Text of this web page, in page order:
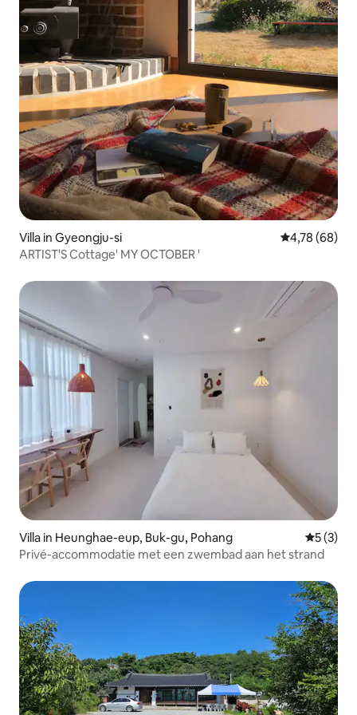
Villa in Gyeongju-si Gemiddelde
4,78 (68)
ARTIST'S Cottage' MY OCTOBER '
Villa in Heunghae-eup, Buk-gu, Pohang
5 (3)
Privé-accommodatie met een zwembad aan het strand